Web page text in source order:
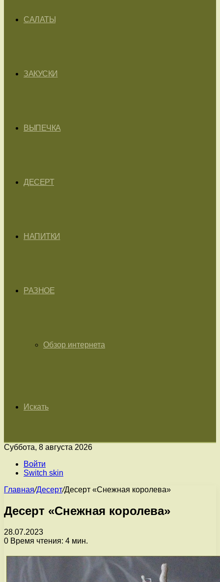
САЛАТЫ
ЗАКУСКИ
ВЫПЕЧКА
ДЕСЕРТ
НАПИТКИ
РАЗНОЕ
Обзор интернета
Искать
Суббота, 8 августа 2026
Войти
Switch skin
Главная/Десерт/Десерт «Снежная королева»
Десерт «Снежная королева»
28.07.2023
0 Время чтения: 4 мин.